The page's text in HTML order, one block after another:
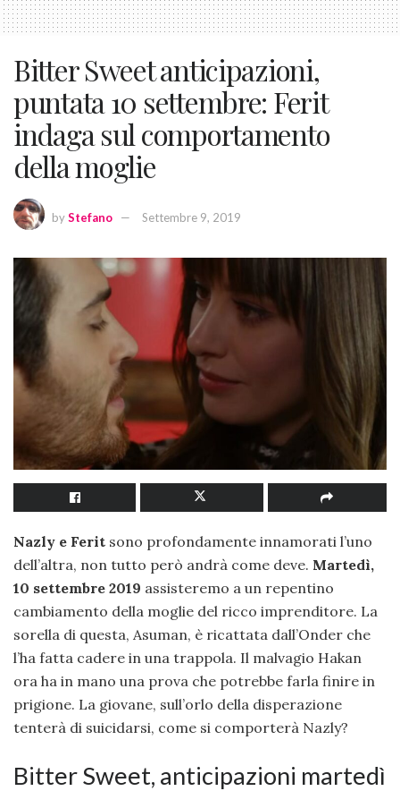
Bitter Sweet anticipazioni,
puntata 10 settembre: Ferit
indaga sul comportamento
della moglie
byStefano Settembre 9, 2019
Nazly e Ferit sono profondamente innamorati l’uno
dell’altra, non tutto però andrà come deve. Martedì,
10 settembre 2019 assisteremo a un repentino
cambiamento della moglie del ricco imprenditore. La
sorella di questa, Asuman, è ricattata dall’Onder che
l’ha fatta cadere in una trappola. Il malvagio Hakan
ora ha in mano una prova che potrebbe farla finire in
prigione. La giovane, sull’orlo della disperazione
tenterà di suicidarsi, come si comporterà Nazly?
Bitter Sweet, anticipazioni martedì